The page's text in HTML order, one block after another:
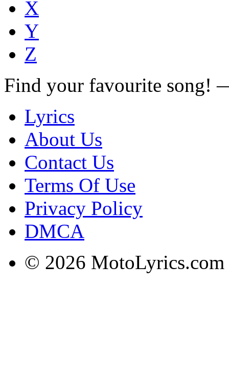
X
Y
Z
Find your favourite song!
Lyrics
About Us
Contact Us
Terms Of Use
Privacy Policy
DMCA
© 2026 MotoLyrics.com